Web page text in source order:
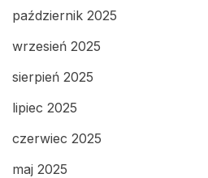
październik 2025
wrzesień 2025
sierpień 2025
lipiec 2025
czerwiec 2025
maj 2025